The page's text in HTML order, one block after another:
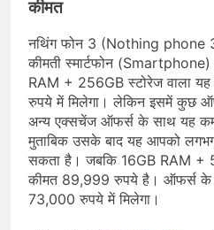
कीमत
नथिंग फोन 3 (Nothing phone
कीमती स्मार्टफोन
RAM + 256GB स्टोरेज वाला
रुपये में मिलेगा। लेकिन इसमें कुछ
अन्य एक्सचेंज ऑफर्स के साथ यह
मुताबिक उसके बाद यह आपको
सकता है। जबकि 16GB RAM +
कीमत 89,999 रुपये है। ऑफर्स के
73,000 रुपये में मिलेगा।